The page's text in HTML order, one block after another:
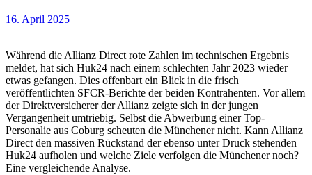
16. April 2025
Während die Allianz Direct rote Zahlen im technischen Ergebnis
meldet, hat sich Huk24 nach einem schlechten Jahr 2023 wieder
etwas gefangen. Dies offenbart ein Blick in die frisch
veröffentlichten SFCR-Berichte der beiden Kontrahenten. Vor allem
der Direktversicherer der Allianz zeigte sich in der jungen
Vergangenheit umtriebig. Selbst die Abwerbung einer Top-
Personalie aus Coburg scheuten die Münchener nicht. Kann Allianz
Direct den massiven Rückstand der ebenso unter Druck stehenden
Huk24 aufholen und welche Ziele verfolgen die Münchener noch?
Eine vergleichende Analyse.